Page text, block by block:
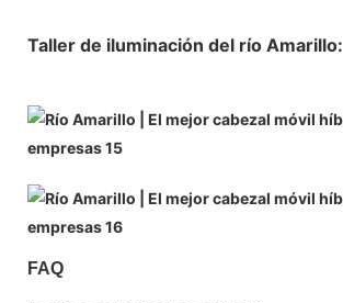
Taller de iluminación del río Amarillo:
FAQ